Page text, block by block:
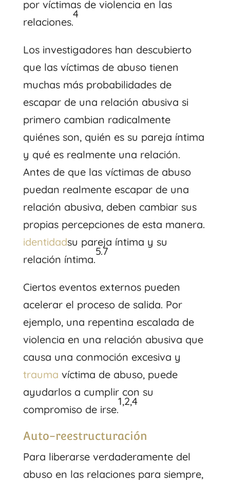
por víctimas de violencia en las
relaciones.
4
Los investigadores han descubierto
que las víctimas de abuso tienen
muchas más probabilidades de
escapar de una relación abusiva si
primero cambian radicalmente
quiénes son, quién es su pareja íntima
y qué es realmente una relación.
Antes de que las víctimas de abuso
puedan realmente escapar de una
relación abusiva, deben cambiar sus
propias percepciones de esta manera.
identidadsu pareja íntima y su
relación íntima.
5.7
Ciertos eventos externos pueden
acelerar el proceso de salida. Por
ejemplo, una repentina escalada de
violencia en una relación abusiva que
causa una conmoción excesiva y
trauma víctima de abuso, puede
ayudarlos a cumplir con su
compromiso de irse.
1,2,4
Auto-reestructuración
Para liberarse verdaderamente del
abuso en las relaciones para siempre,